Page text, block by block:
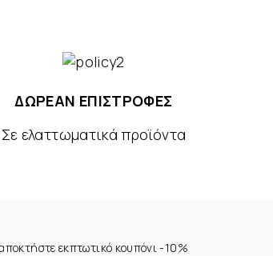
ΔΩΡΕΑΝ ΕΠΙΣΤΡΟΦΕΣ
Σε ελαττωματικά προϊόντα
εκπτωτικό κουπόνι -10%